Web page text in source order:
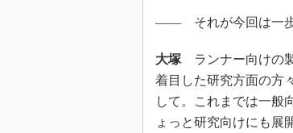
―― それが今回は一歩
大塚ランナー向けの製
着目した研究方面の方
して。これまでは一般
ょっと研究向けにも展